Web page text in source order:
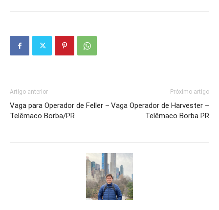
Artigo anterior
Vaga para Operador de Feller –
Telêmaco Borba/PR
Próximo artigo
Vaga Operador de Harvester –
Telêmaco Borba PR